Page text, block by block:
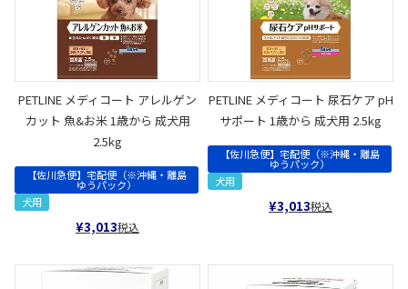
PETLINE メディコート アレルゲン
カット 魚&お米 1歳から 成犬用
2.5kg
【佐川急便】宅配便（※沖縄・離島
ゆうパック）
犬用
¥3,013税込
PETLINE メディコート 尿石ケア pH
サポート 1歳から 成犬用 2.5kg
【佐川急便】宅配便（※沖縄・離島
ゆうパック）
犬用
¥3,013税込